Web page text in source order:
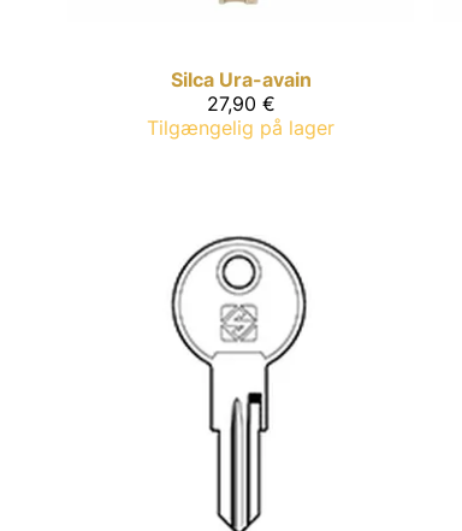
Silca Ura-avain
27,90 €
Tilgængelig på lager